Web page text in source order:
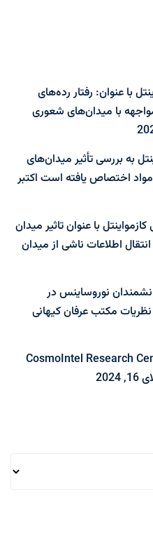
با عنوان: رفتار رده‌های
با میدان‌های شعوری
به بررسی تأثیر میدان‌های
اختصاص یافته است اکتبر
با عنوان تاثیر میدان
اطلاعات ناشی از میدان
نوروساینس در
نظریات مکتب عرفان کیهانی
CosmoIntel Research